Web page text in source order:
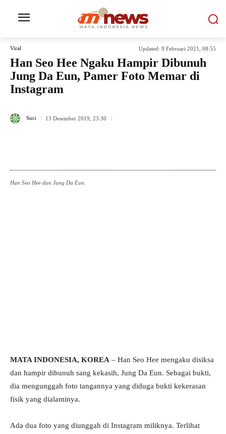
Viral Updated: 9 Februari 2021, 08:55
Han Seo Hee Ngaku Hampir Dibunuh
Jung Da Eun, Pamer Foto Memar di
Instagram
Suci 13 Desember 2019, 23:30
Han Seo Hee dan Jung Da Eun.
MATA INDONESIA, KOREA – Han Seo Hee mengaku disiksa
dan hampir dibunuh sang kekasih, Jung Da Eun. Sebagai bukti,
dia mengunggah foto tangannya yang diduga bukti kekerasan
fisik yang dialaminya.
Ada dua foto yang diunggah di Instagram miliknya. Terlihat